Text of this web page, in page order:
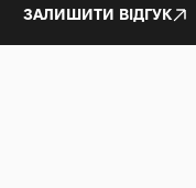
ЗАЛИШИТИ ВІДГУК